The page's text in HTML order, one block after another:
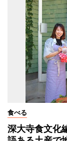
食べる
深大寺食文化